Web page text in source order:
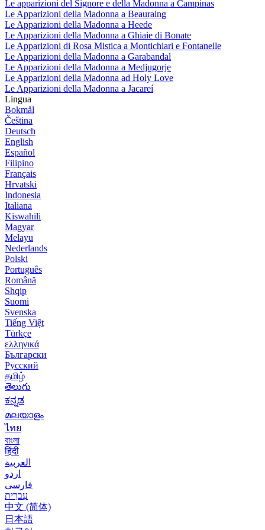
Le apparizioni del Signore e della Madonna a Campinas
Le Apparizioni della Madonna a Beauraing
Le Apparizioni della Madonna a Heede
Le Apparizioni della Madonna a Ghiaie di Bonate
Le Apparizioni di Rosa Mistica a Montichiari e Fontanelle
Le Apparizioni della Madonna a Garabandal
Le Apparizioni della Madonna a Medjugorje
Le Apparizioni della Madonna ad Holy Love
Le Apparizioni della Madonna a Jacareí
Lingua
Bokmål
Čeština
Deutsch
English
Español
Filipino
Français
Hrvatski
Indonesia
Italiana
Kiswahili
Magyar
Melayu
Nederlands
Polski
Português
Română
Shqip
Suomi
Svenska
Tiếng Việt
Türkçe
ελληνικά
Български
Русский
தமிழ்
తెలుగు
ಕನ್ನಡ
മലയാളം
ไทย
বাংলা
हिंदी
العربية
اردو
فارسی
עִברִית
中文 (简体)
日本語